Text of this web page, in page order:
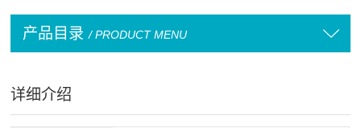
产品目录 / PRODUCT MENU
详细介绍